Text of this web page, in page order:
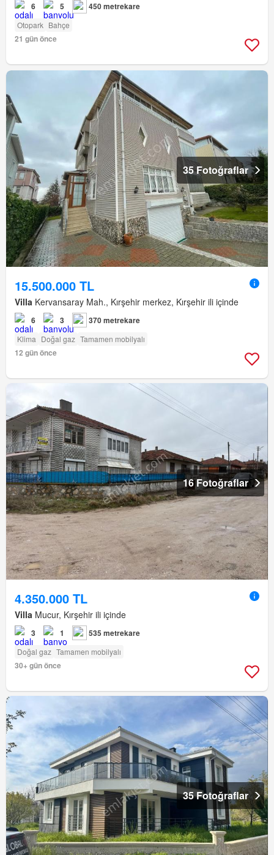
6 5 450 metrekare
Otopark Bahçe
21 gün önce
35 Fotoğraflar
15.500.000 TL
Villa Kervansaray Mah., Kırşehir merkez, Kırşehir ili içinde
6 3 370 metrekare
Klima Doğal gaz Tamamen mobilyalı
12 gün önce
16 Fotoğraflar
4.350.000 TL
Villa Mucur, Kırşehir ili içinde
3 1 535 metrekare
Doğal gaz Tamamen mobilyalı
30+ gün önce
35 Fotoğraflar